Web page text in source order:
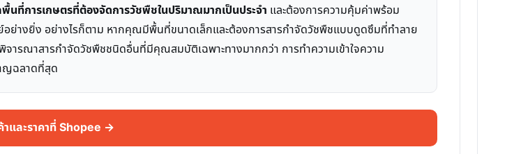
นที่การเกษตรที่ต้องจัดการวัชพืชในปริมาณมากเป็นประจำ และต้องการความคุ้มค่าพร้อม
างยิ่ง อย่างไรก็ตาม หากคุณมีพื้นที่ขนาดเล็กและต้องการสารกำจัดวัชพืชแบบดูดซึมที่ทำลาย
รณาสารกำจัดวัชพืชชนิดอื่นที่มีคุณสมบัติเฉพาะทางมากกว่า การทำความเข้าใจความ
ญฉลาดที่สุด
และราคาที่ Shopee →